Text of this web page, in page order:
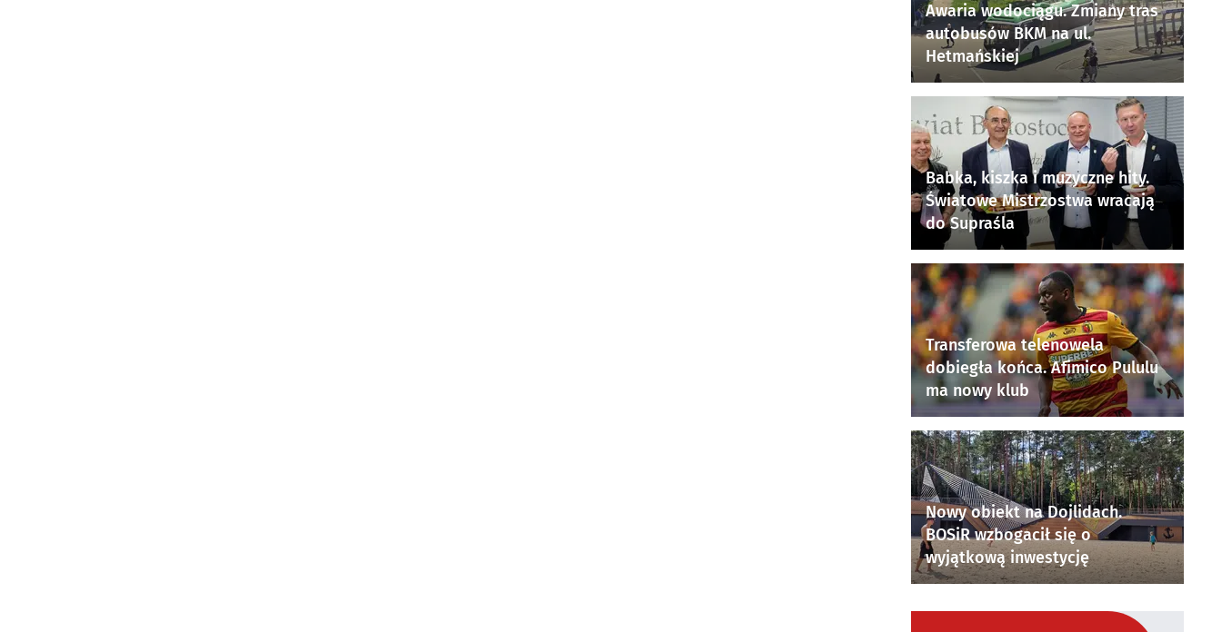
Awaria wodociągu. Zmiany tras
autobusów BKM na ul.
Hetmańskiej
Babka, kiszka i muzyczne hity.
Światowe Mistrzostwa wracają
do Supraśla
Transferowa telenowela
dobiegła końca. Afimico Pululu
ma nowy klub
Nowy obiekt na Dojlidach.
BOSiR wzbogacił się o
wyjątkową inwestycję